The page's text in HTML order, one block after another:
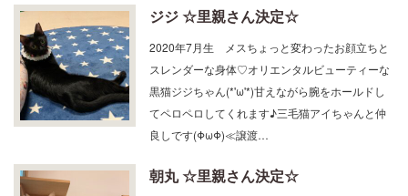
ジジ ☆里親さん決定☆
2020年7月生 メスちょっと変わったお顔立ちと
スレンダーな身体♡オリエンタルビューティーな
黒猫ジジちゃん(*'ω'*)甘えながら腕をホールドし
てペロペロしてくれます♪三毛猫アイちゃんと仲
良しです(ΦωΦ)≪譲渡…
朝丸 ☆里親さん決定☆